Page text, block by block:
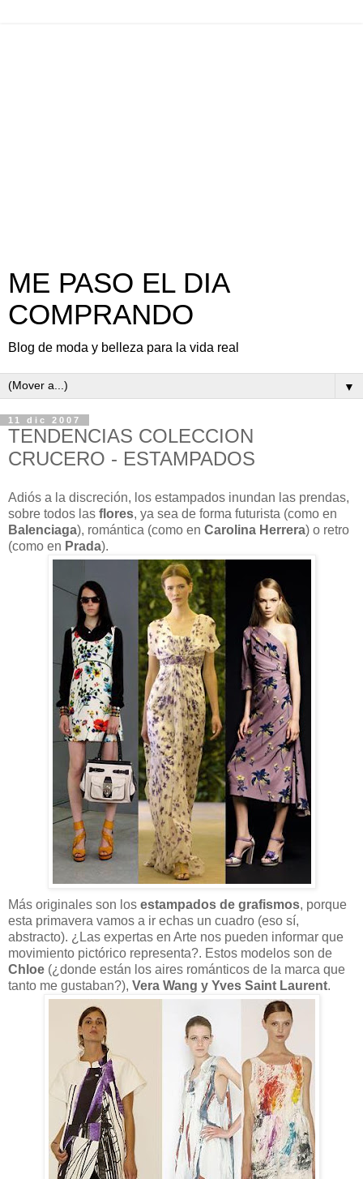
ME PASO EL DIA
COMPRANDO
Blog de moda y belleza para la vida real
▼
11 dic 2007
TENDENCIAS COLECCION
CRUCERO - ESTAMPADOS
Adiós a la discreción, los estampados inundan las prendas,
sobre todos las flores, ya sea de forma futurista (como en
Balenciaga), romántica (como en Carolina Herrera) o retro
(como en Prada).
Más originales son los estampados de grafismos, porque
esta primavera vamos a ir echas un cuadro (eso sí,
abstracto). ¿Las expertas en Arte nos pueden informar que
movimiento pictórico representa?. Estos modelos son de
Chloe (¿donde están los aires románticos de la marca que
tanto me gustaban?), Vera Wang y Yves Saint Laurent.